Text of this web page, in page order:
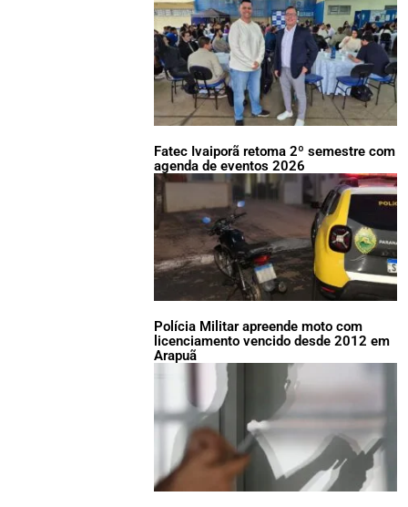
Fatec Ivaiporã retoma 2º semestre com
agenda de eventos 2026
Polícia Militar apreende moto com
licenciamento vencido desde 2012 em
Arapuã